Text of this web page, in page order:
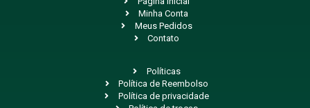
Minha Conta
Meus Pedidos
Contato
Políticas
Política de Reembolso
Política de privacidade